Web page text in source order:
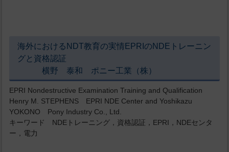
海外におけるNDT教育の実情EPRIのNDEトレーニン
グと資格認証
横野 泰和 ポニー工業（株）
EPRI Nondestructive Examination Training and Qualification
Henry M. STEPHENS EPRI NDE Center and Yoshikazu
YOKONO Pony Industry Co., Ltd.
キーワード NDEトレーニング，資格認証，EPRI，NDEセンタ
ー，電力